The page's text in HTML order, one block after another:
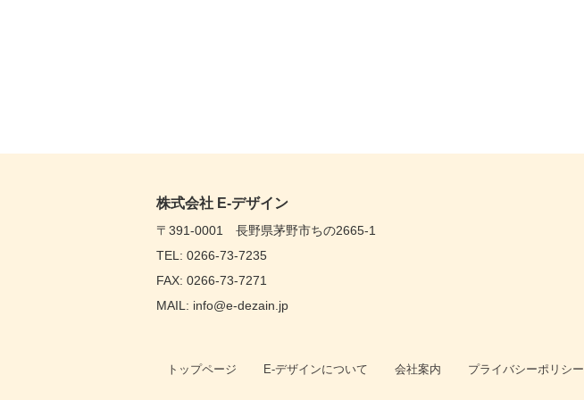
株式会社 E-デザイン
〒391-0001 長野県茅野市ちの2665-1
TEL: 0266-73-7235
FAX: 0266-73-7271
MAIL: info@e-dezain.jp
トップページ E-デザインについて 会社案内 プライバシーポリシー